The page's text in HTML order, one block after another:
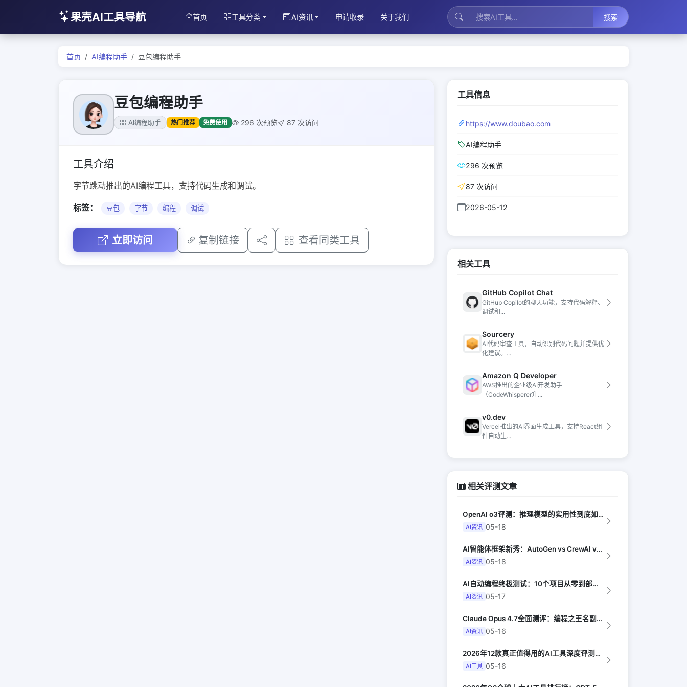
果壳AI工具导航 首页 工具分类 AI资讯 申请收录 关于我们 搜索
首页 AI编程助手 豆包编程助手
豆包编程助手
AI编程助手 热门推荐 免费使用 296 次预览 87 次访问
工具介绍
字节跳动推出的AI编程工具，支持代码生成和调试。
标签： 豆包 字节 编程 调试
立即访问 复制链接 查看同类工具
工具信息
https://www.doubao.com
AI编程助手
296 次预览
87 次访问
2026-05-12
相关工具
GitHub Copilot Chat
GitHub Copilot的聊天功能，支持代码解释、
调试和...
Sourcery
AI代码审查工具，自动识别代码问题并提供优
化建议。...
Amazon Q Developer
AWS推出的企业级AI开发助手
（CodeWhisperer升...
v0.dev
Vercel推出的AI界面生成工具，支持React组
件自动生...
相关评测文章
OpenAI o3评测：推理模型的实用性到底如何（Anil Dash）
AI资讯 05-18
AI智能体框架新秀：AutoGen vs CrewAI vs OpenHands...
AI资讯 05-18
AI自动编程终极测试：10个项目从零到部署全由AI完成（Y Combinator...
AI资讯 05-17
Claude Opus 4.7全面测评：编程之王名副其实吗（The Verge）
AI资讯 05-16
2026年12款真正值得用的AI工具深度评测（Synthesia评选）
AI工具 05-16